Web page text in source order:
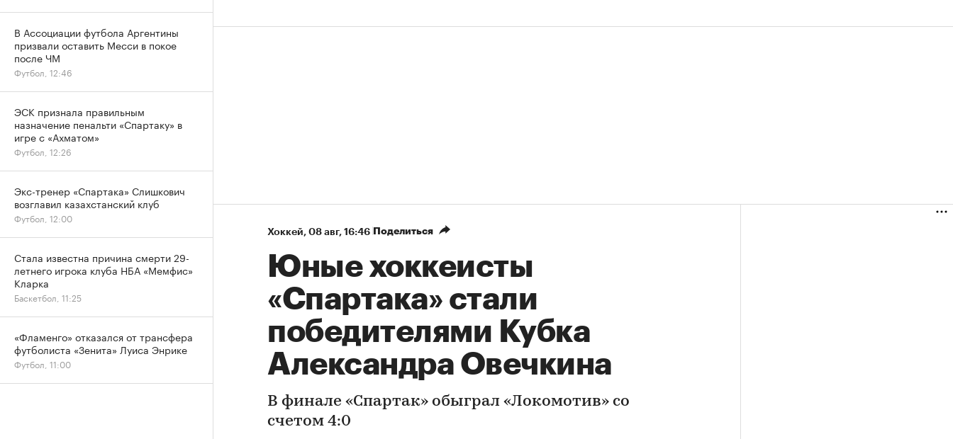
Хоккей⁠, 08 авг, 16:46 Поделиться
Юные хоккеисты
«Спартака» стали
победителями Кубка
Александра Овечкина
В финале «Спартак» обыграл «Локомотив» со
счетом 4:0
В Ассоциации футбола Аргентины
призвали оставить Месси в покое
после ЧМ
Футбол, 12:46
ЭСК признала правильным
назначение пенальти «Спартаку» в
игре с «Ахматом»
Футбол, 12:26
Экс-тренер «Спартака» Слишкович
возглавил казахстанский клуб
Футбол, 12:00
Стала известна причина смерти 29-
летнего игрока клуба НБА «Мемфис»
Кларка
Баскетбол, 11:25
«Фламенго» отказался от трансфера
футболиста «Зенита» Луиса Энрике
Футбол, 11:00